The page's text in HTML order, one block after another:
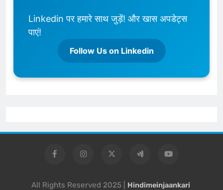
Linkedin पर हमारे साथ जुड़ें! और खास अपडेट्स
पाएं!
Follow Us on Linkedin
All Rights Reserved 2025 | Hindimeinjaankari